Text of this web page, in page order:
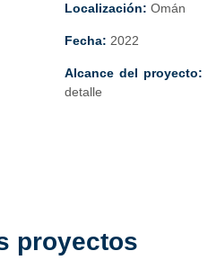
Localización: Omán
Fecha: 2022
Alcance del proyecto:
detalle
proyectos